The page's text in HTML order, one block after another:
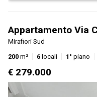
Appartamento Via
Mirafiori Sud
200 m² 6 locali 1° piano
€ 279.000